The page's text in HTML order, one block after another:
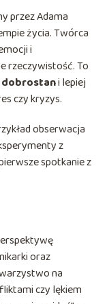
przez Adama
życia. Twórca
i
rzeczywistość. To
dobrostani lepiej
czy kryzys.
obserwacja
z
spotkanie z
oraz
na
czy lękiem